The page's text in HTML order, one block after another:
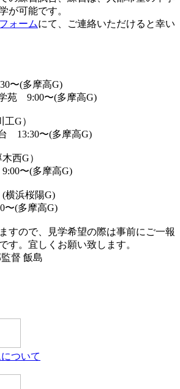
が可能です。
ォームにて、ご連絡いただけると幸い
〜(多摩高G)
苑 9:00〜(多摩高G)
G）
13:30〜(多摩高G)
西G）
〜(多摩高G)
浜桜陽G)
(多摩高G)
すので、見学希望の際は事前にご一報
す。宜しくお願い致します。
督 飯島
ついて